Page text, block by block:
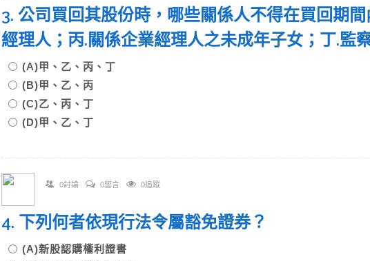
3. 公司買回其股份時，哪些關係人不得在買回期
經理人；丙.關係企業經理人之未成年子女；丁.監
(A)甲、乙、丙、丁
(B)甲、乙、丙
(C)乙、丙、丁
(D)甲、乙、丁
0討論 0留言 0追蹤
4. 下列何者依現行法令屬豁免證券？
(A)新股認購權利證書